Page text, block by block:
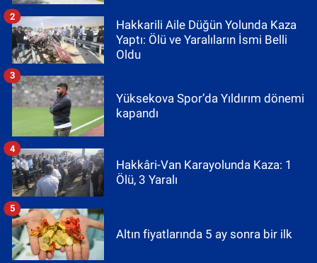
Hakkarili Aile Düğün Yolunda Kaza
Yaptı: Ölü ve Yaralıların İsmi Belli
Oldu
2
Yüksekova Spor’da Yıldırım dönemi
kapandı
3
Hakkâri-Van Karayolunda Kaza: 1
Ölü, 3 Yaralı
4
Altın fiyatlarında 5 ay sonra bir ilk
5